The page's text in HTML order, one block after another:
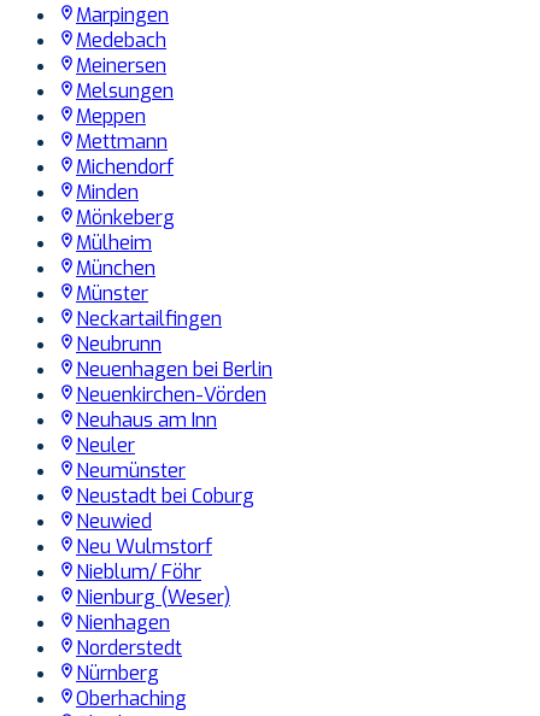
Marpingen
Medebach
Meinersen
Melsungen
Meppen
Mettmann
Michendorf
Minden
Mönkeberg
Mülheim
München
Münster
Neckartailfingen
Neubrunn
Neuenhagen bei Berlin
Neuenkirchen-Vörden
Neuhaus am Inn
Neuler
Neumünster
Neustadt bei Coburg
Neuwied
Neu Wulmstorf
Nieblum/ Föhr
Nienburg (Weser)
Nienhagen
Norderstedt
Nürnberg
Oberhaching